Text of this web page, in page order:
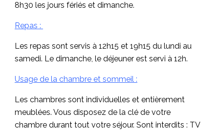
8h30 les jours fériés et dimanche.
Repas :
Les repas sont servis à 12h15 et 19h15 du lundi au
samedi. Le dimanche, le déjeuner est servi à 12h.
Usage de la chambre et sommeil :
Les chambres sont individuelles et entièrement
meublées. Vous disposez de la clé de votre
chambre durant tout votre séjour. Sont interdits : TV